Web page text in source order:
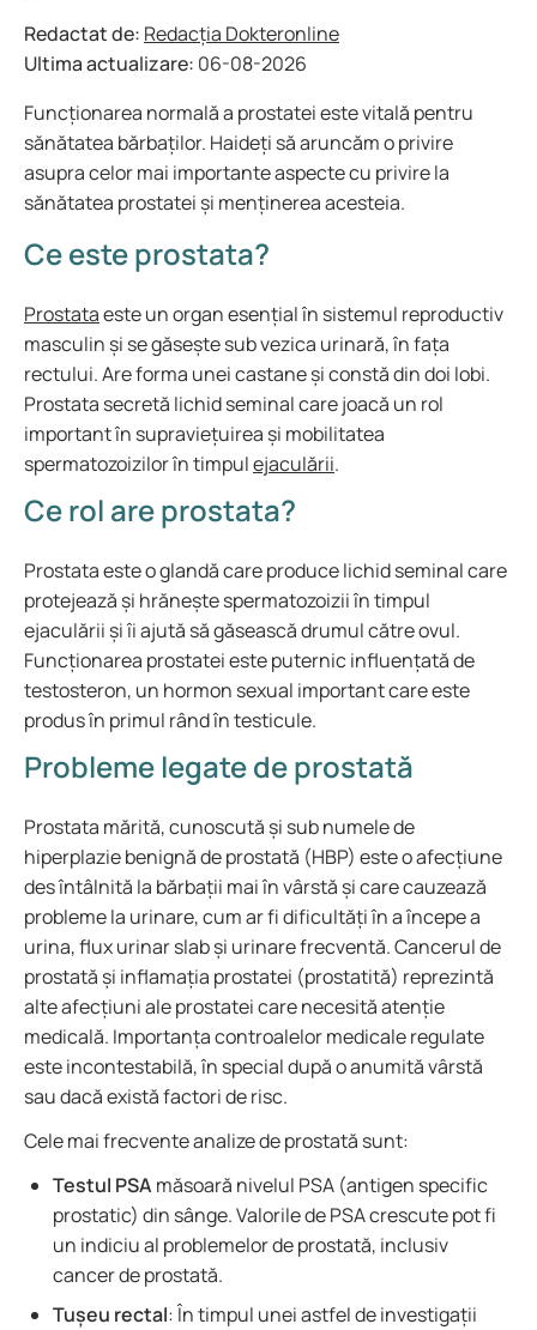
Redactat de: Redacția Dokteronline
Ultima actualizare: 06-08-2026
Funcționarea normală a prostatei este vitală pentru
sănătatea bărbaților. Haideți să aruncăm o privire
asupra celor mai importante aspecte cu privire la
sănătatea prostatei și menținerea acesteia.
Ce este prostata?
Prostataeste un organ esențial în sistemul reproductiv
masculin și se găsește sub vezica urinară, în fața
rectului. Are forma unei castane și constă din doi lobi.
Prostata secretă lichid seminal care joacă un rol
important în supraviețuirea și mobilitatea
spermatozoizilor în timpulejaculării.
Ce rol are prostata?
Prostata este o glandă care produce lichid seminal care
protejează și hrănește spermatozoizii în timpul
ejaculării și îi ajută să găsească drumul către ovul.
Funcționarea prostatei este puternic influențată de
testosteron, un hormon sexual important care este
produs în primul rând în testicule.
Probleme legate de prostată
Prostata mărită, cunoscută și sub numele de
hiperplazie benignă de prostată (HBP) este o afecțiune
des întâlnită la bărbații mai în vârstă și care cauzează
probleme la urinare, cum ar fi dificultăți în a începe a
urina, flux urinar slab și urinare frecventă. Cancerul de
prostată și inflamația prostatei (prostatită) reprezintă
alte afecțiuni ale prostatei care necesită atenție
medicală. Importanța controalelor medicale regulate
este incontestabilă, în special după o anumită vârstă
sau dacă există factori de risc.
Cele mai frecvente analize de prostată sunt:
Testul PSA măsoară nivelul PSA (antigen specific
prostatic) din sânge. Valorile de PSA crescute pot fi
un indiciu al problemelor de prostată, inclusiv
cancer de prostată.
Tușeu rectal: În timpul unei astfel de investigații